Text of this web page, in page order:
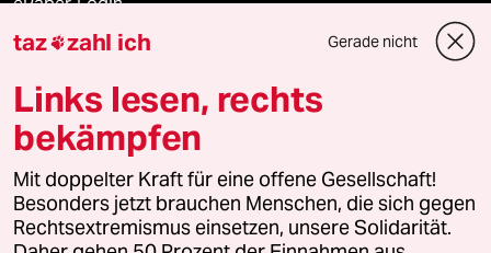
Downloads für Abonnierende
© 2026 taz Verlags und Vertriebs GmbH
Alle Rechte vorbehalten. Bei rechtlichen Fragen oder für Genehmigungen
wenden Sie sich bitte an
lizenzen@taz.de
taz zahl ich Gerade nicht
Links lesen, rechts
bekämpfen
Mit doppelter Kraft für eine offene Gesellschaft!
Besonders jetzt brauchen Menschen, die sich gegen
Rechtsextremismus einsetzen, unsere Solidarität.